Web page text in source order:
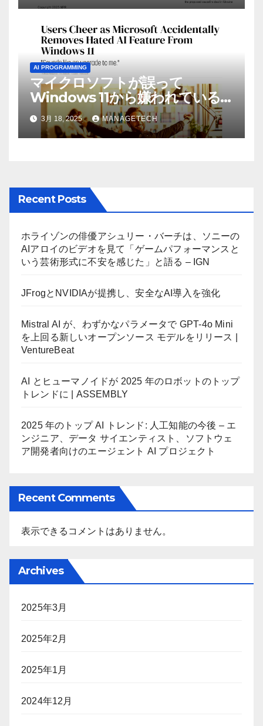
WNIU
AI PROGRAMMING
マイクロソフトが誤って
Windows 11から嫌われている
AI機能を削除したことにユーザ
ーが歓喜
3月 18, 2025 MANAGETECH
Recent Posts
ホライゾンの俳優アシュリー・バーチは、ソニーの
AIアロイのビデオを見て「ゲームパフォーマンスと
いう芸術形式に不安を感じた」と語る – IGN
JFrogとNVIDIAが提携し、安全なAI導入を強化
Mistral AI が、わずかなパラメータで GPT-4o Mini
を上回る新しいオープンソース モデルをリリース |
VentureBeat
AI とヒューマノイドが 2025 年のロボットのトップ
トレンドに | ASSEMBLY
2025 年のトップ AI トレンド: 人工知能の今後 – エ
ンジニア、データ サイエンティスト、ソフトウェ
ア開発者向けのエージェント AI プロジェクト
Recent Comments
表示できるコメントはありません。
Archives
2025年3月
2025年2月
2025年1月
2024年12月